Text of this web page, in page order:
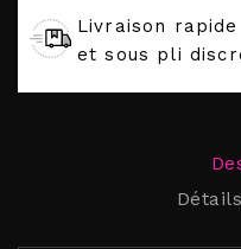
Livraison rapide
et sous pli